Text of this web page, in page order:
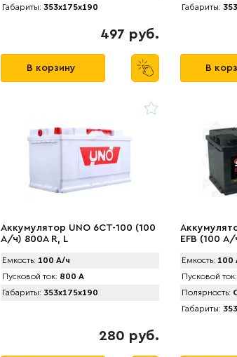
Габариты: 353x175x190
497 руб.
В корзину
Габариты:
В
Аккумулятор UNO 6CТ-100 (100
А/ч) 800А R, L
Емкость: 100 А/ч
Пусковой ток: 800 А
Габариты: 353x175x190
280 руб.
EFB (100 А/
Емкость: 100
Пусковой ток:
Полярность:
Габариты: